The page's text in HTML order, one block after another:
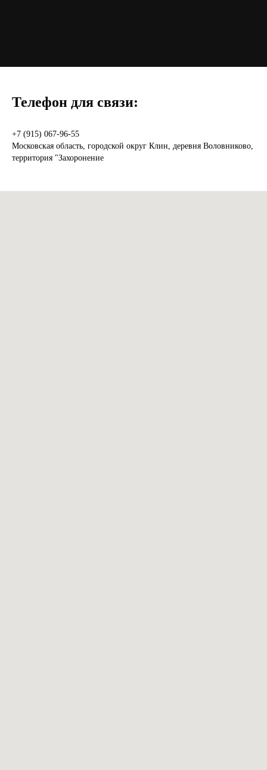
Телефон для связи:
+7 (915) 067-96-55
Московская область, городской округ Клин, деревня Воловниково,
территория "Захоронение